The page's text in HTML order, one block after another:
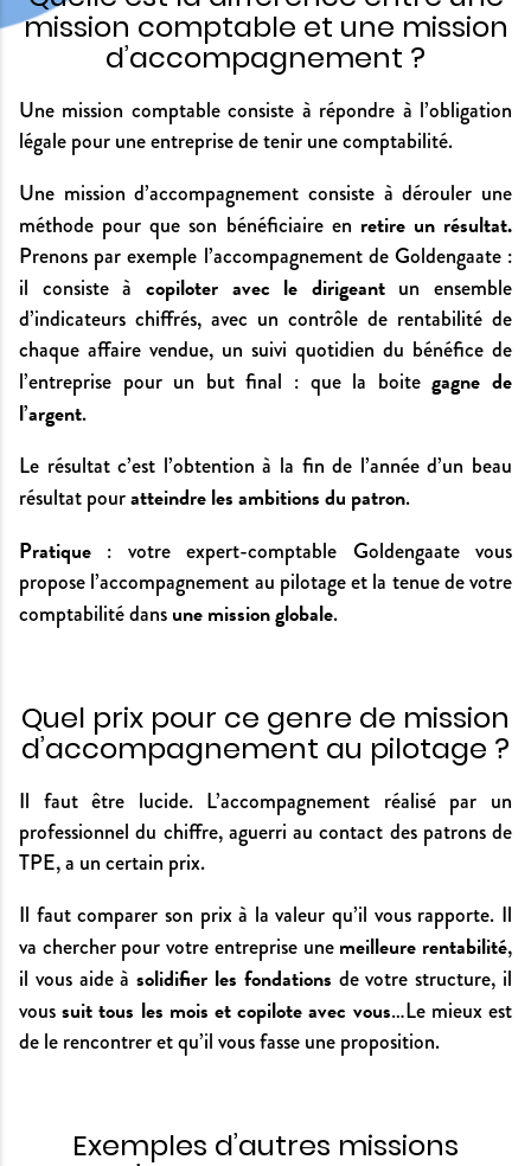
mission comptable et une mission
d’accompagnement ?
Une mission comptable consiste à répondre à l’obligation
légale pour une entreprise de tenir une comptabilité.
Une mission d’accompagnement consiste à dérouler une
méthode pour que son bénéficiaire en retire un résultat.
Prenons par exemple l’accompagnement de Goldengaate :
il consiste à copiloter avec le dirigeantun ensemble
d’indicateurs chiffrés, avec un contrôle de rentabilité de
chaque affaire vendue, un suivi quotidien du bénéfice de
l’entreprise pour un but final : que la boitegagne de
l’argent.
Le résultat c’est l’obtention à la fin de l’année d’un beau
résultat pouratteindre les ambitions du patron.
Pratique : votre expert-comptable Goldengaate vous
propose l’accompagnement au pilotage et la tenue de votre
comptabilité dansune mission globale.
Quel prix pour ce genre de mission
d’accompagnement au pilotage ?
Il faut être lucide. L’accompagnement réalisé par un
professionnel du chiffre, aguerri au contact des patrons de
TPE, a un certain prix.
Il faut comparer son prix à la valeur qu’il vous rapporte. Il
va chercher pour votre entreprise unemeilleure rentabilité,
il vous aide àsolidifier les fondations de votre structure, il
voussuit tous les mois et copilote avec vous…Le mieux est
de le rencontrer et qu’il vous fasse une proposition.
Exemples d’autres missions